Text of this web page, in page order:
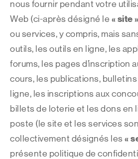
nous fournir pendant votre
Web (ci-après désigné le « site »
ou services, y compris, mais
outils, les outils en ligne, les
forums, les pages d’inscription
cours, les publications,
ligne, les inscriptions aux
billets de loterie et les dons en
poste (le site et les services
collectivement désignés les «
présente politique de